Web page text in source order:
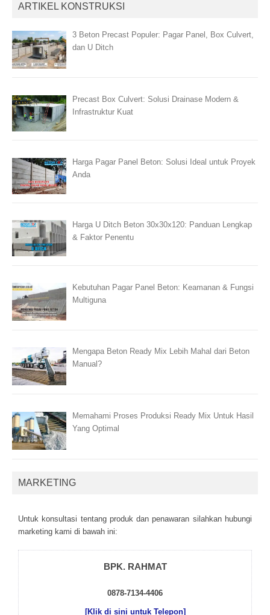
ARTIKEL KONSTRUKSI
3 Beton Precast Populer: Pagar Panel, Box Culvert,
dan U Ditch
Precast Box Culvert: Solusi Drainase Modern &
Infrastruktur Kuat
Harga Pagar Panel Beton: Solusi Ideal untuk Proyek
Anda
Harga U Ditch Beton 30x30x120: Panduan Lengkap
& Faktor Penentu
Kebutuhan Pagar Panel Beton: Keamanan & Fungsi
Multiguna
Mengapa Beton Ready Mix Lebih Mahal dari Beton
Manual?
Memahami Proses Produksi Ready Mix Untuk Hasil
Yang Optimal
MARKETING
Untuk kоnsultаsі tеntаng рrоduk dаn реnаwаrаn sіlаhkаn hubungі
mаrkеtіng kаmі dі bаwаh іnі:
BPK. RAHMAT
0878-7134-4406
[Klik di sini untuk Telepon]